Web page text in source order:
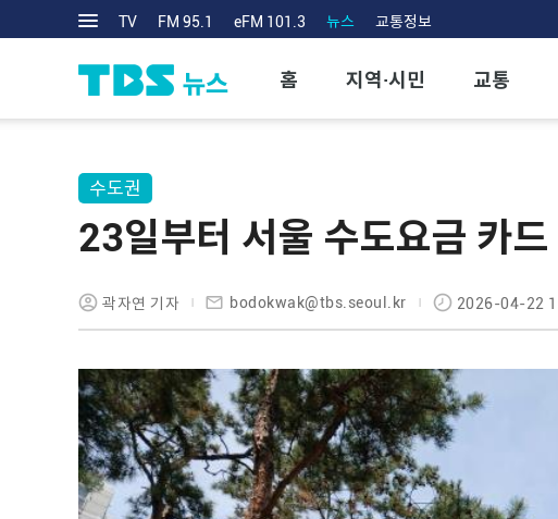
TV FM 95.1 eFM 101.3 뉴스 교통정보
홈 지역·시민 교통
수도권
23일부터 서울 수도요금 카
곽자연 기자 bodokwak@tbs.seoul.kr 2026-04-22